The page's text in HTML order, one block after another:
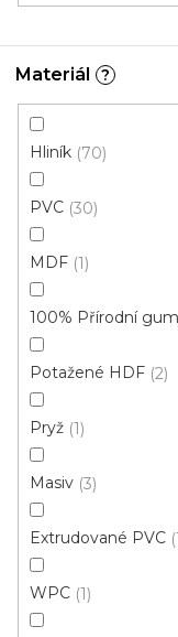
Materiál ?
Hliník 70
PVC 30
MDF 1
100% Přírodní
Potažené HDF 2
Pryž 1
Masiv 3
Extrudované PVC
WPC 1
Q63 vnitřní kout